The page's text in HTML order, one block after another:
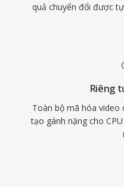
quả chuyển đổi được
Riêng
Toàn bộ mã hóa video
tạo gánh nặng cho